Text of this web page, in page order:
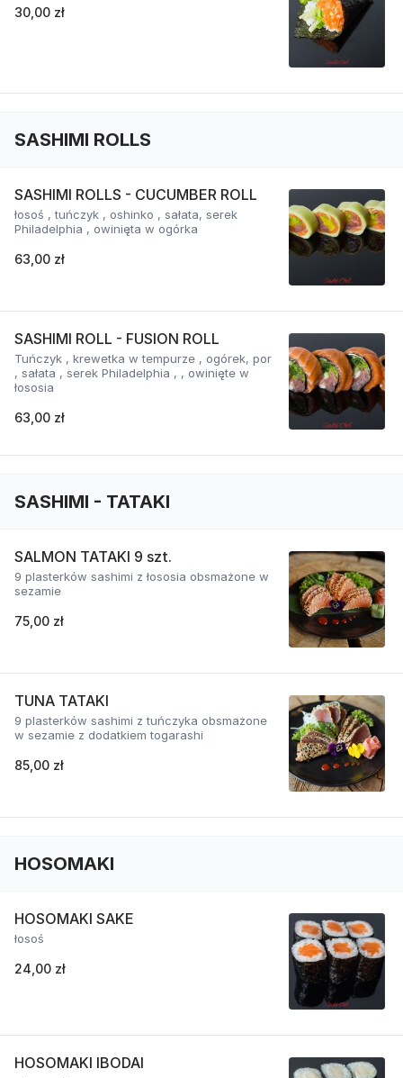
30,00 zł
SASHIMI ROLLS
SASHIMI ROLLS - CUCUMBER ROLL
łosoś , tuńczyk , oshinko , sałata, serek
Philadelphia , owinięta w ogórka
63,00 zł
SASHIMI ROLL - FUSION ROLL
Tuńczyk , krewetka w tempurze , ogórek, por
, sałata , serek Philadelphia , , owinięte w
łososia
63,00 zł
SASHIMI - TATAKI
SALMON TATAKI 9 szt.
9 plasterków sashimi z łososia obsmażone w
sezamie
75,00 zł
TUNA TATAKI
9 plasterków sashimi z tuńczyka obsmażone
w sezamie z dodatkiem togarashi
85,00 zł
HOSOMAKI
HOSOMAKI SAKE
łosoś
24,00 zł
HOSOMAKI IBODAI